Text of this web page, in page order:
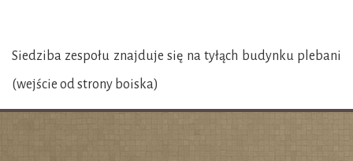
Siedziba zespołu znajduje się na tyłąch budynku plebani
(wejście od strony boiska)